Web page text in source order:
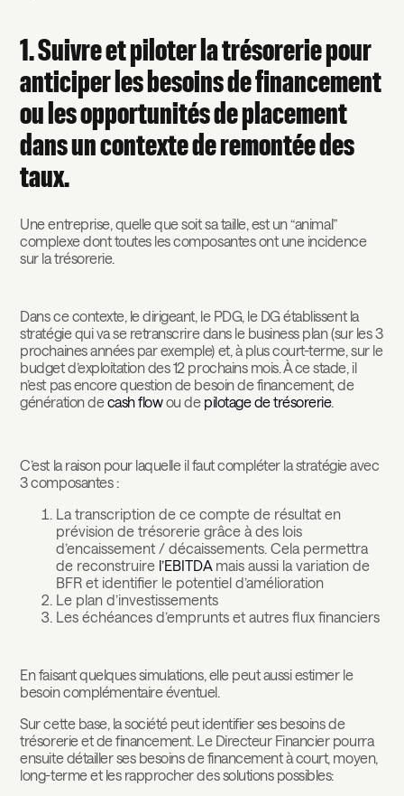
1. Suivre et piloter la trésorerie pour
anticiper les besoins de financement
ou les opportunités de placement
dans un contexte de remontée des
taux.
Une entreprise, quelle que soit sa taille, est un “animal”
complexe dont toutes les composantes ont une incidence
sur la trésorerie.
Dans ce contexte, le dirigeant, le PDG, le DG établissent la
stratégie qui va se retranscrire dans le business plan (sur les 3
prochaines années par exemple) et, à plus court-terme, sur le
budget d’exploitation des 12 prochains mois. À ce stade, il
n’est pas encore question de besoin de financement, de
génération decash flowou de pilotage de trésorerie.
C’est la raison pour laquelle il faut compléter la stratégie avec
3 composantes :
La transcription de ce compte de résultat en
prévision de trésorerie grâce à des lois
d’encaissement / décaissements. Cela permettra
de reconstruire l’EBITDA mais aussi la variation de
BFR et identifier le potentiel d’amélioration
Le plan d’investissements
Les échéances d’emprunts et autres flux financiers
En faisant quelques simulations, elle peut aussi estimer le
besoin complémentaire éventuel.
Sur cette base, la société peut identifier ses besoins de
trésorerie et de financement. Le Directeur Financier pourra
ensuite détailler ses besoins de financement à court, moyen,
long-terme et les rapprocher des solutions possibles: